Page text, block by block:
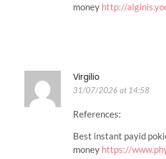
money http://
Virgilio
31/07/2026 at 14:58
References:
Best instant payid
money https://